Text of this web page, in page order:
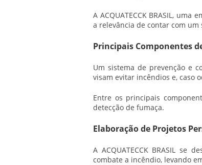
A ACQUATECCK BRASIL,
a relevância de contar com
Principais Componentes
Um sistema de prevenção e
visam evitar incêndios e, caso
Entre os principais
detecção de fumaça.
Elaboração de Projetos
A ACQUATECCK BRASIL se
combate a incêndio, levando